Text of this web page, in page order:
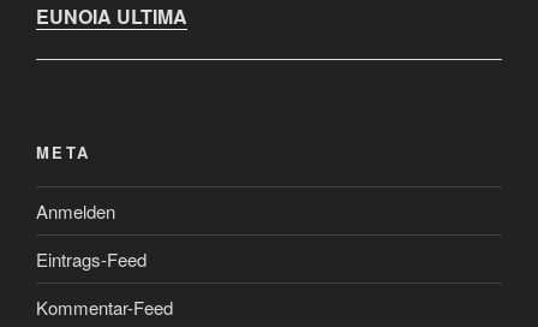
EUNOIA ULTIMA
META
Anmelden
Eintrags-Feed
Kommentar-Feed